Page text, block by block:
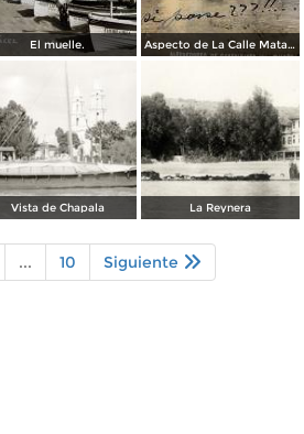
El muelle. Aspecto de La Calle Matamoros ( Circulada el 25 de Febrero de 1911 ).
Vista de Chapala La Reynera
... 10 Siguiente